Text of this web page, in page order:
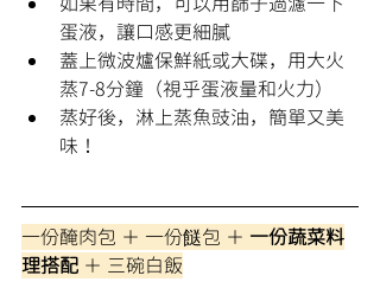
蛋液，讓口感更細膩
蓋上微波爐保鮮紙或大碟，用大火
蒸7-8分鐘（視乎蛋液量和火力）
蒸好後，淋上蒸魚豉油，簡單又美
味！
一份醃肉包 ＋ 一份餸包 ＋ 一份蔬菜料
理搭配 ＋ 三碗白飯